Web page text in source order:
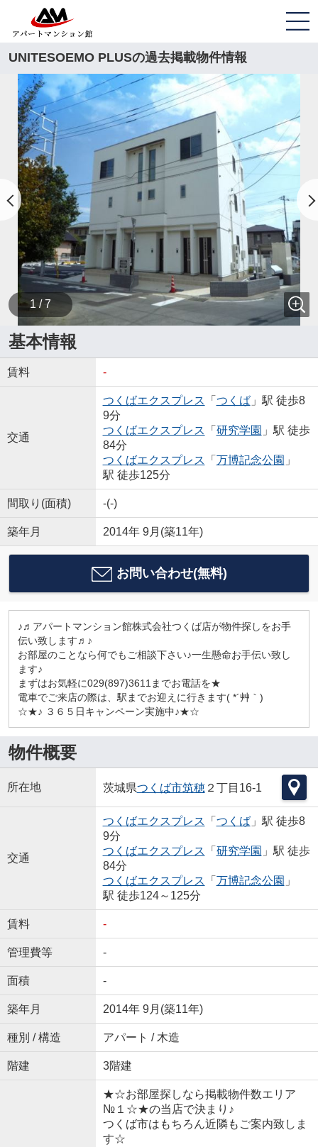
UNITESOEMO PLUSの過去掲載物件情報
1 / 7
基本情報
賃料 -
交通
つくばエクスプレス 「 つくば」駅 徒歩8
9分
つくばエクスプレス 「 研究学園 」駅 徒歩
84分
つくばエクスプレス 「 万博記念公園 」
駅 徒歩125分
間取り(面積) -(-)
築年月 2014年 9月(築11年)
お問い合わせ(無料)
♪♬アパートマンション館株式会社つくば店が物件探しをお手
伝い致します♬♪
お部屋のことなら何でもご相談下さい♪一生懸命お手伝い致し
ます♪
まずはお気軽に029(897)3611までお電話を★
電車でご来店の際は、駅までお迎えに行きます( *´艸｀)
☆★♪ ３６５日キャンペーン実施中♪★☆
物件概要
所在地 茨城県つくば市筑穂２丁目16-1
交通
つくばエクスプレス 「 つくば」駅 徒歩8
9分
つくばエクスプレス 「 研究学園 」駅 徒歩
84分
つくばエクスプレス 「 万博記念公園 」
駅 徒歩124～125分
賃料 -
管理費等 -
面積 -
築年月 2014年 9月(築11年)
種別 / 構造 アパート / 木造
階建 3階建
★☆お部屋探しなら掲載物件数エリア
№１☆★の当店で決まり♪
つくば市はもちろん近隣もご案内致しま
す☆